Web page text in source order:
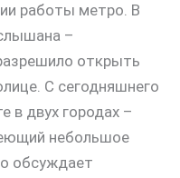
работы метро. В
–
открыть
С сегодняшнего
в двух городах –
небольшое
обсуждает